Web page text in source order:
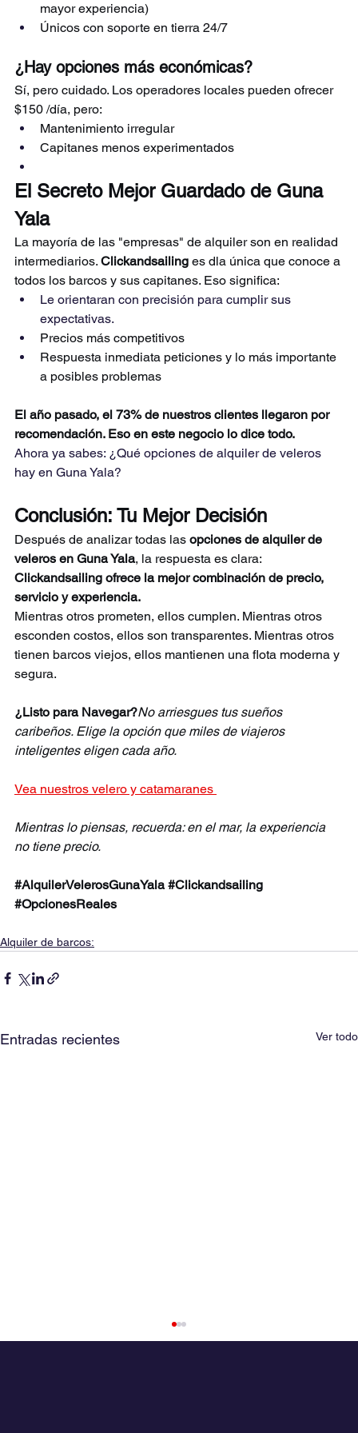
mayor experiencia)
Únicos con soporte en tierra 24/7
¿Hay opciones más económicas?
Sí, pero cuidado. Los operadores locales pueden ofrecer
$150 /día, pero:
Mantenimiento irregular
Capitanes menos experimentados
El Secreto Mejor Guardado de Guna
Yala
La mayoría de las "empresas" de alquiler son en realidad
intermediarios. Clickandsailing es dla única que conoce a
todos los barcos y sus capitanes. Eso significa:
Le orientaran con precisión para cumplir sus
expectativas.
Precios más competitivos
Respuesta inmediata peticiones y lo más importante
a posibles problemas
El año pasado, el 73% de nuestros clientes llegaron por
recomendación. Eso en este negocio lo dice todo.
Ahora ya sabes: ¿Qué opciones de alquiler de veleros
hay en Guna Yala?
Conclusión: Tu Mejor Decisión
Después de analizar todas las opciones de alquiler de
veleros en Guna Yala, la respuesta es clara:
Clickandsailing ofrece la mejor combinación de precio,
servicio y experiencia.
Mientras otros prometen, ellos cumplen. Mientras otros
esconden costos, ellos son transparentes. Mientras otros
tienen barcos viejos, ellos mantienen una flota moderna y
segura.
¿Listo para Navegar?No arriesgues tus sueños
caribeños. Elige la opción que miles de viajeros
inteligentes eligen cada año.
Vea nuestros velero y catamaranes
Mientras lo piensas, recuerda: en el mar, la experiencia
no tiene precio.
#AlquilerVelerosGunaYala #Clickandsailing
#OpcionesReales
Alquiler de barcos:
Entradas recientes Ver todo